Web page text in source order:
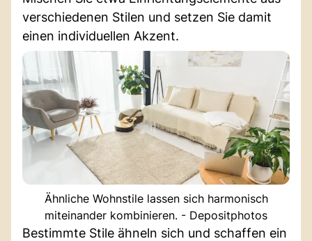
verschiedenen Stilen und setzen Sie damit
einen individuellen Akzent.
Ähnliche Wohnstile lassen sich harmonisch
miteinander kombinieren. - Depositphotos
Bestimmte Stile ähneln sich und schaffen ein